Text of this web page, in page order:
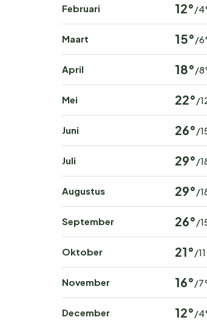
Februari 12° /
Maart 15° /
April 18° /
Mei 22° /
Juni 26° /
Juli 29° /
Augustus 29° /
September 26° /
Oktober 21° /
November 16° /
December 12° /